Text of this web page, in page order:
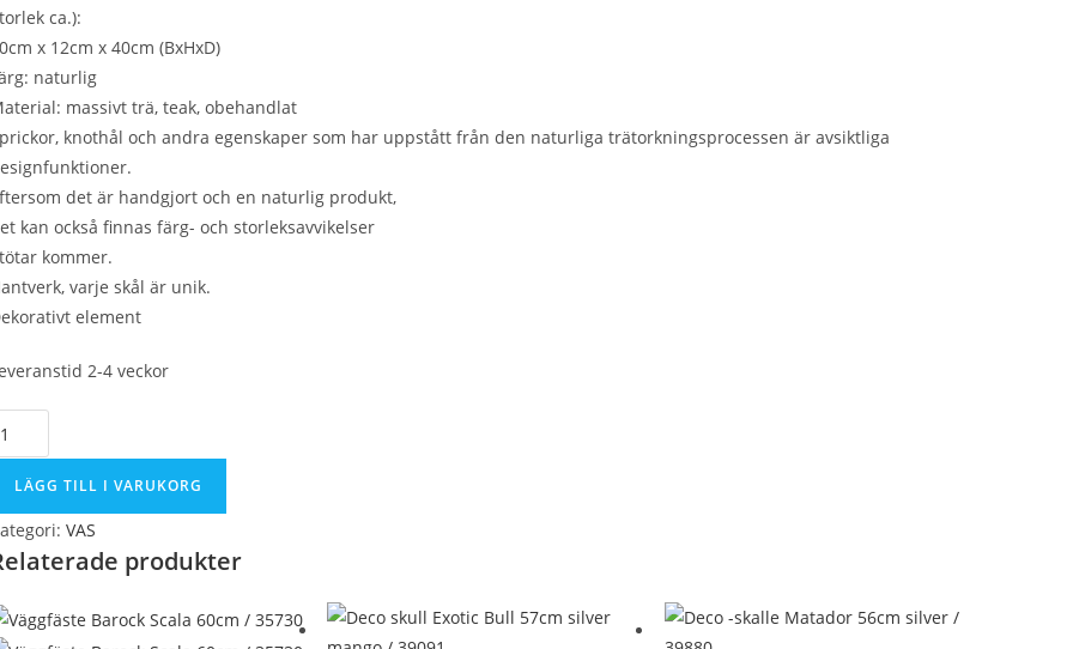
ca.):
x 12cm x 40cm (BxHxD)
naturlig
massivt trä, teak, obehandlat
knothål och andra egenskaper som har uppstått från den naturliga trätorkningsprocessen är avsiktliga
det är handgjort och en naturlig produkt,
kan också finnas färg- och storleksavvikelser
kommer.
varje skål är unik.
element
2-4 veckor
Rotskål
40cmLÄGG TILL I VARUKORG
VAS
produkter